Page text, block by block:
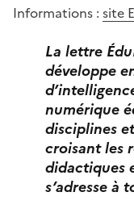
Informations : site
La lettre
développe
numérique
disciplines
croisant les
didactiques
s’adresse à